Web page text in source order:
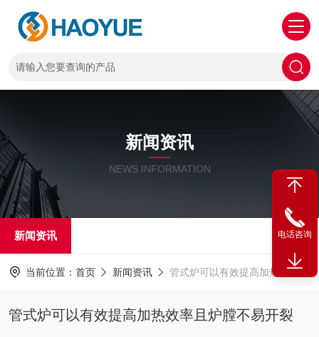
新闻资讯
NEWS INFORMATION
新闻资讯
当前位置： 首页 新闻资讯 管式炉可以有效提高加热效率且炉膛不易开裂
管式炉可以有效提高加热效率且炉膛不易开裂
电话咨询